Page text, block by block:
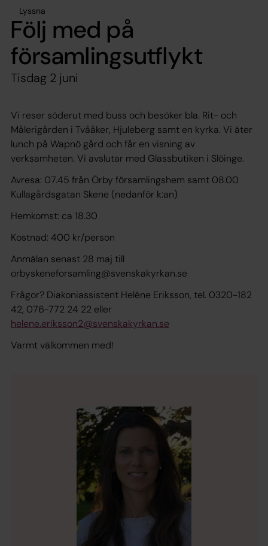
Lyssna
Följ med på
församlingsutflykt
Tisdag 2 juni
Vi reser söderut med buss och besöker bla. Rit- och
Målerigården i Tvååker, Hjuleberg samt en kyrka. Vi äter
lunch på Wapnö gård och får en visning av
verksamheten. Vi avslutar med Glassbutiken i Slöinge.
Avresa: 07.45 från Örby församlingshem samt 08.00
Kullagårdsgatan Skene (nedanför k:an)
Hemkomst: ca 18.30
Kostnad: 400 kr/person
Anmälan senast 28 maj till
orbyskeneforsamling@svenskakyrkan.se
Frågor? Diakoniassistent Heléne Eriksson, tel. 0320-182
42, 076-772 24 22 eller
helene.eriksson2@svenskakyrkan.se
Varmt välkommen med!